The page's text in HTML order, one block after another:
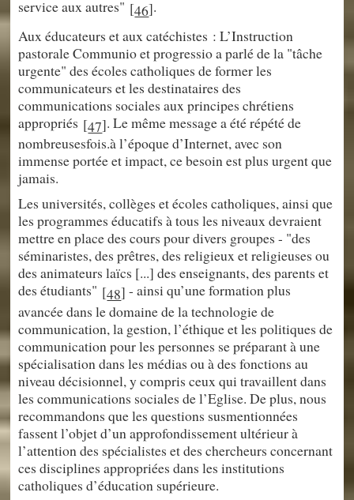
service aux autres" [46].
Aux éducateurs et aux catéchistes : L’Instruction
pastorale Communio et progressio a parlé de la "tâche
urgente" des écoles catholiques de former les
communicateurs et les destinataires des
communications sociales aux principes chrétiens
appropriés [47]. Le même message a été répété de
nombreusesfois.à l’époque d’Internet, avec son
immense portée et impact, ce besoin est plus urgent que
jamais.
Les universités, collèges et écoles catholiques, ainsi que
les programmes éducatifs à tous les niveaux devraient
mettre en place des cours pour divers groupes - "des
séminaristes, des prêtres, des religieux et religieuses ou
des animateurs laïcs [...] des enseignants, des parents et
des étudiants" [48] - ainsi qu’une formation plus
avancée dans le domaine de la technologie de
communication, la gestion, l’éthique et les politiques de
communication pour les personnes se préparant à une
spécialisation dans les médias ou à des fonctions au
niveau décisionnel, y compris ceux qui travaillent dans
les communications sociales de l’Eglise. De plus, nous
recommandons que les questions susmentionnées
fassent l’objet d’un approfondissement ultérieur à
l’attention des spécialistes et des chercheurs concernant
ces disciplines appropriées dans les institutions
catholiques d’éducation supérieure.